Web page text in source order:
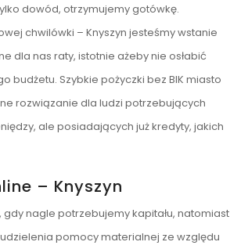
dowód, otrzymujemy gotówkę.
chwilówki – Knyszyn jesteśmy wstanie
dla nas raty, istotnie ażeby nie osłabić
budżetu. Szybkie pożyczki bez BIK miasto
rozwiązanie dla ludzi potrzebujących
ale posiadających już kredyty, jakich
– Knyszyn
gdy nagle potrzebujemy kapitału, natomiast
udzielenia pomocy materialnej ze względu